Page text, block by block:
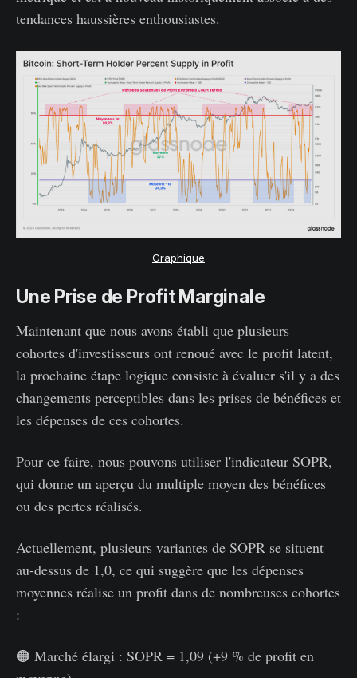
tendances haussières enthousiastes.
Graphique
Une Prise de Profit Marginale
Maintenant que nous avons établi que plusieurs
cohortes d'investisseurs ont renoué avec le profit latent,
la prochaine étape logique consiste à évaluer s'il y a des
changements perceptibles dans les prises de bénéfices et
les dépenses de ces cohortes.
Pour ce faire, nous pouvons utiliser l'indicateur SOPR,
qui donne un aperçu du multiple moyen des bénéfices
ou des pertes réalisés.
Actuellement, plusieurs variantes de SOPR se situent
au-dessus de 1,0, ce qui suggère que les dépenses
moyennes réalise un profit dans de nombreuses cohortes
:
🟠 Marché élargi : SOPR = 1,09 (+9 % de profit en